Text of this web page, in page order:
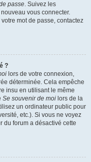
passe. Suivez les
vous connecter.
mot de passe, contactez
?
lors de votre connexion,
déterminée. Cela empêche
insu en utilisant le même
Se souvenir de moi lors de la
un ordinateur public pour
etc.). Si vous ne voyez
du forum a désactivé cette